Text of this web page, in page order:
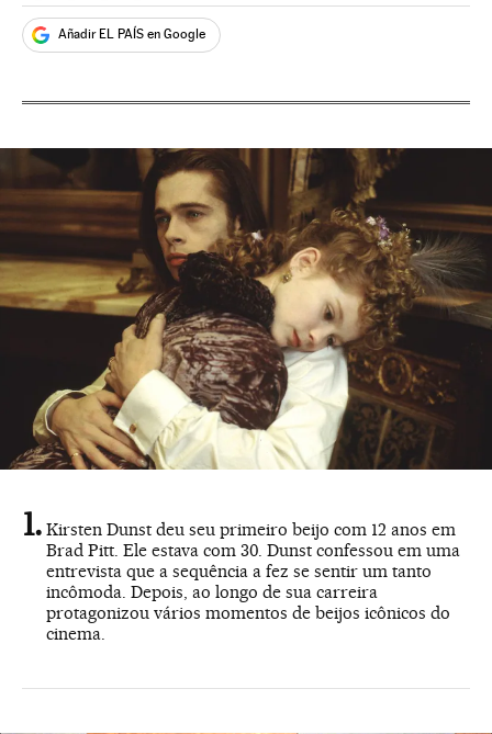
Añadir EL PAÍS en Google
Kirsten Dunst deu seu primeiro beijo com 12 anos em
Brad Pitt. Ele estava com 30. Dunst confessou em uma
entrevista que a sequência a fez se sentir um tanto
incômoda. Depois, ao longo de sua carreira
protagonizou vários momentos de beijos icônicos do
cinema.